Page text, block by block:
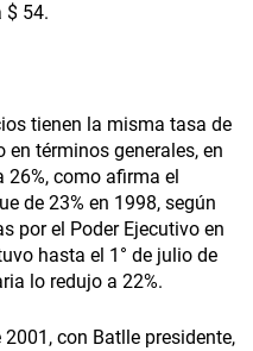
$ 54.
tienen la misma tasa de
en términos generales, en
26%, como afirma el
de 23% en 1998, según
por el Poder Ejecutivo en
hasta el 1° de julio de
lo redujo a 22%.
con Batlle presidente,